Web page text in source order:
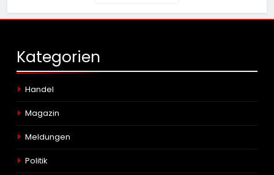
Kategorien
Handel
Magazin
Meldungen
Politik